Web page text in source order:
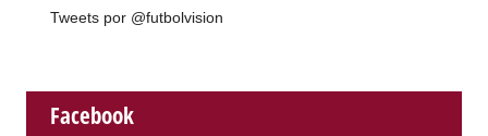
Tweets por @futbolvision
Facebook